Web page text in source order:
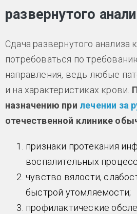
развернутого
Сдача развернутого анализа
потребоваться по
направления, ведь любые
и на характеристиках крови.
назначению при лечении за
отечественной клинике
признаки протекания
воспалительных
чувство вялости,
быстрой утомляемости;
профилактические